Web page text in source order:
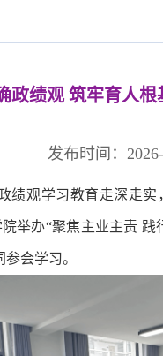
政绩观 筑牢育人
发布时间：
绩观学习教育走深走
举办“聚焦主业主责
会学习。